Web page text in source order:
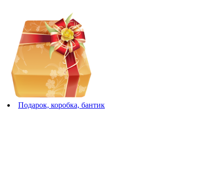
Подарок, коробка, бантик